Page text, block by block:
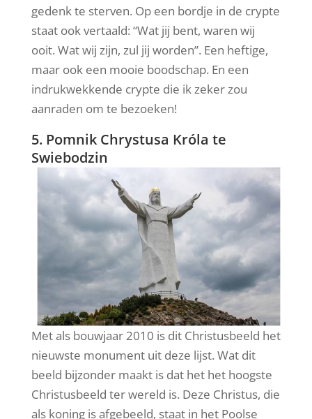
gedenk te sterven. Op een bordje in de crypte
staat ook vertaald: “Wat jij bent, waren wij
ooit. Wat wij zijn, zul jij worden”. Een heftige,
maar ook een mooie boodschap. En een
indrukwekkende crypte die ik zeker zou
aanraden om te bezoeken!
5. Pomnik Chrystusa Króla te
Swiebodzin
Met als bouwjaar 2010 is dit Christusbeeld het
nieuwste monument uit deze lijst. Wat dit
beeld bijzonder maakt is dat het het hoogste
Christusbeeld ter wereld is. Deze Christus, die
als koning is afgebeeld, staat in het Poolse